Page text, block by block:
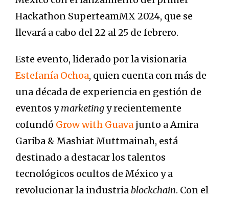
Hackathon SuperteamMX 2024, que se
llevará a cabo del 22 al 25 de febrero.
Este evento, liderado por la visionaria
Estefanía Ochoa, quien cuenta con más de
una década de experiencia en gestión de
eventos ymarketingy recientemente
cofundó Grow with Guava junto a Amira
Gariba & Mashiat Muttmainah, está
destinado a destacar los talentos
tecnológicos ocultos de México y a
revolucionar la industriablockchain. Con el